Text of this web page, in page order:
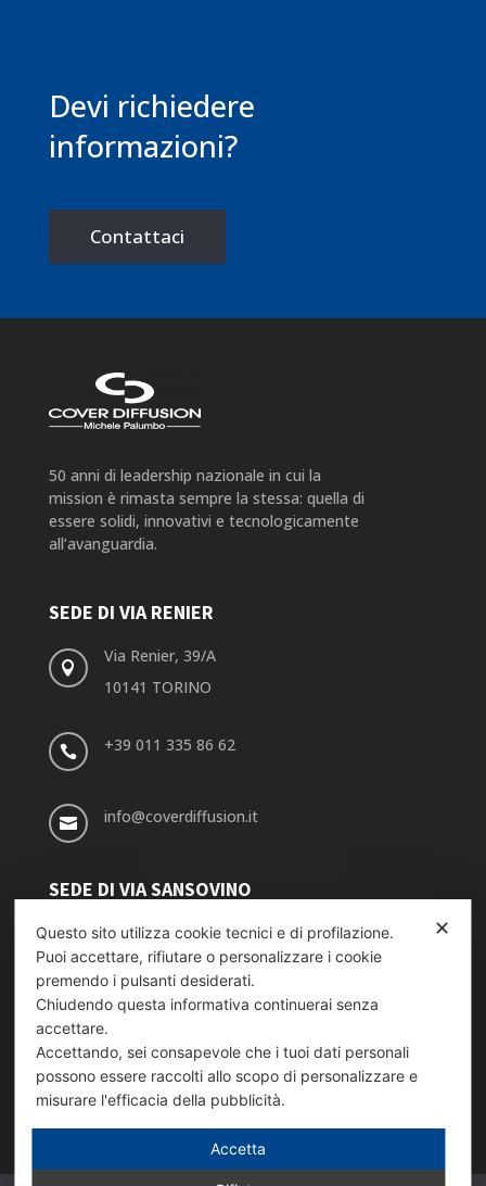
Devi richiedere
informazioni?
Contattaci
50 anni di leadership nazionale in cui la
mission è rimasta sempre la stessa: quella di
essere solidi, innovativi e tecnologicamente
all’avanguardia.
SEDE DI VIA RENIER

Via Renier, 39/A
10141 TORINO
 +39 011 335 86 62
 info@coverdiffusion.it
SEDE DI VIA SANSOVINO

Via Sansovino, 243/9
10151 TORINO

 info_sansovino@coverdiffusion.it
✕
Questo sito utilizza cookie tecnici e di profilazione.
Puoi accettare, rifiutare o personalizzare i cookie
premendo i pulsanti desiderati.
Chiudendo questa informativa continuerai senza
accettare.
Accettando, sei consapevole che i tuoi dati personali
possono essere raccolti allo scopo di personalizzare e
misurare l'efficacia della pubblicità.
Accetta